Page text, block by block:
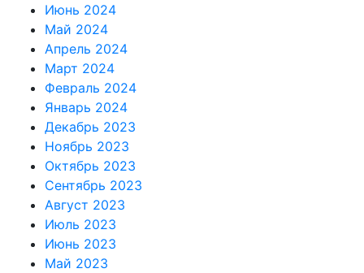
Июнь 2024
Май 2024
Апрель 2024
Март 2024
Февраль 2024
Январь 2024
Декабрь 2023
Ноябрь 2023
Октябрь 2023
Сентябрь 2023
Август 2023
Июль 2023
Июнь 2023
Май 2023